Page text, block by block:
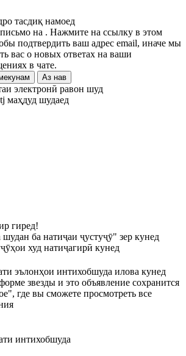
тасдиқ намоед
на . Нажмите на ссылку в этом
подтвердить ваш адрес email, иначе мы
вас о новых ответах на ваши
в чате.
Аз нав
электронӣ равон шуд
маҳдуд шудаед
гиред!
ба натиҷаи ҷустуҷӯ" зер кунед
худ натиҷагирӣ кунед
эълонҳои интихобшуда илова кунед
звезды и это объявление сохранится
где вы сможете просмотреть все
интихобшуда